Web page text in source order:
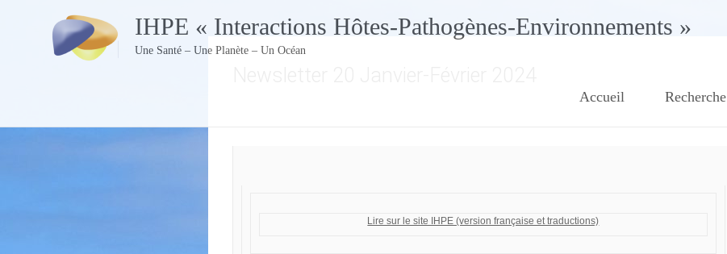
IHPE « Interactions Hôtes-Pathogènes-Environnements »
Une Santé – Une Planète – Un Océan
Accueil Recherche
Lire sur le site IHPE (version française et traductions)